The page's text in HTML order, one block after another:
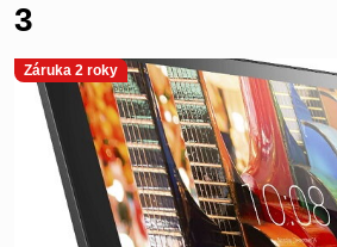
Záruka 2 roky
3